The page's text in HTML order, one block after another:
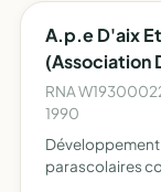
A.p.e D'aix
(Association
RNA
1990
parascolaires